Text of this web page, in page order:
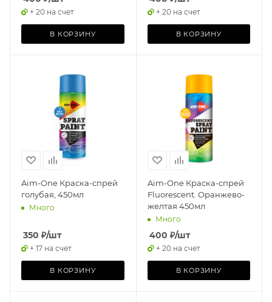
+ 20 на счет
В КОРЗИНУ
+ 20 на счет
В КОРЗИНУ
Aim-One Краска-спрей
голубая, 450мл
Много
350 ₽/шт
+ 17 на счет
В КОРЗИНУ
Aim-One Краска-спрей
Fluorescent. Оранжево-
желтая 450мл
Много
400 ₽/шт
+ 20 на счет
В КОРЗИНУ